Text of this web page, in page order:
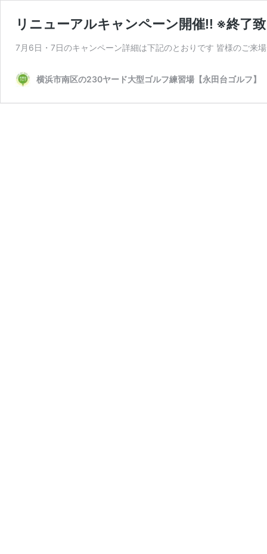
リニューアルキャンペーン開催!! ※終了
7月6日・7日のキャンペーン詳細は下記のとおりです 皆様のご来
横浜市南区の230ヤード大型ゴルフ練習場【永田台ゴルフ】